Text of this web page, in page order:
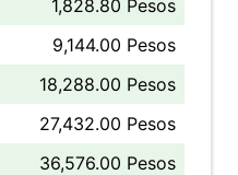
1,828.80 Pesos
9,144.00 Pesos
18,288.00 Pesos
27,432.00 Pesos
36,576.00 Pesos